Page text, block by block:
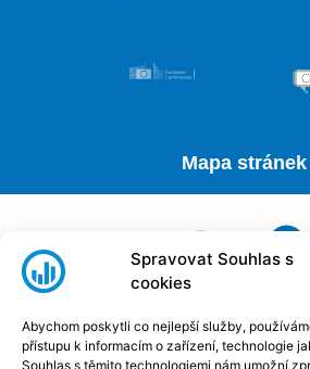
Spravovat Souhlas s
cookies
Abychom poskytli co nejlepší služby,
přístupu k informacím o zařízení, technologie
Souhlas s těmito technologiemi nám umožní
Mapa stránek
Y
o
t
F
a
e
I
n
t